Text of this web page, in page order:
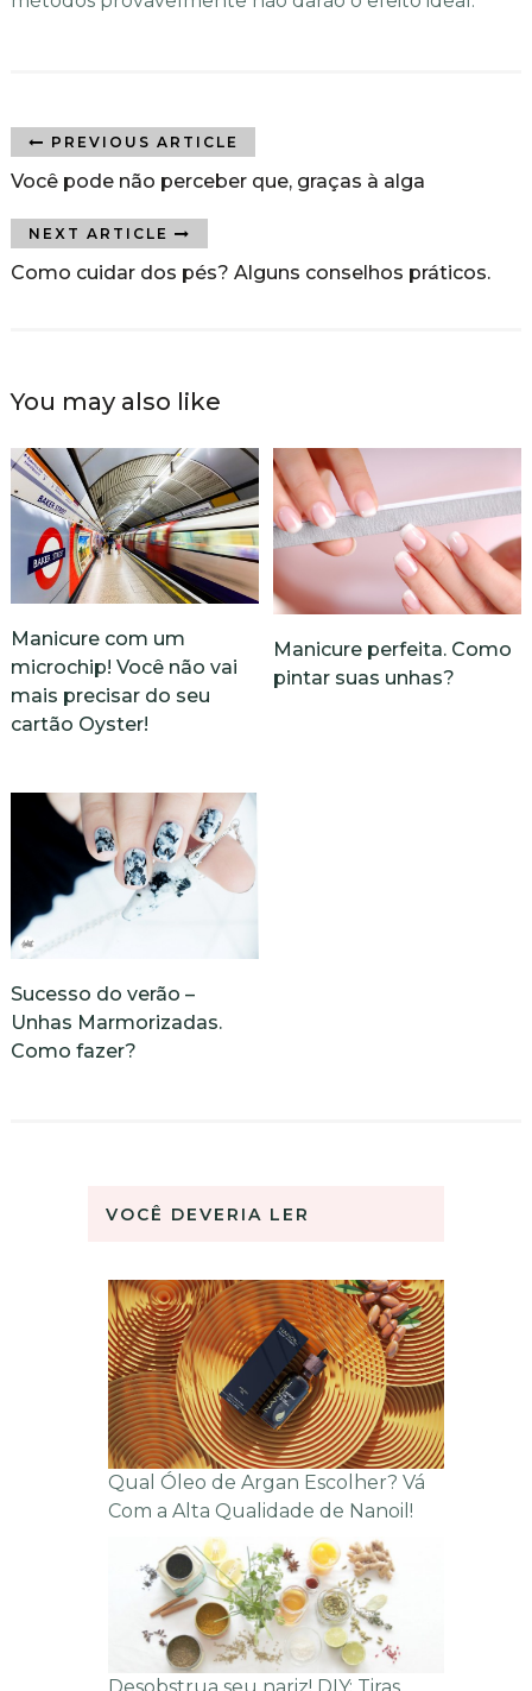
PREVIOUS ARTICLE
Você pode não perceber que, graças à alga
NEXT ARTICLE
Como cuidar dos pés? Alguns conselhos práticos.
You may also like
Manicure com um
microchip! Você não vai
mais precisar do seu
cartão Oyster!
Manicure perfeita. Como
pintar suas unhas?
Sucesso do verão –
Unhas Marmorizadas.
Como fazer?
VOCÊ DEVERIA LER
Qual Óleo de Argan Escolher? Vá
Com a Alta Qualidade de Nanoil!